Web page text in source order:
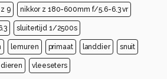
9 nikkor z 180-600mm f/5.6-6.3 vr
sluitertijd 1/2500s
lemuren primaat landdier snuit
vleeseters